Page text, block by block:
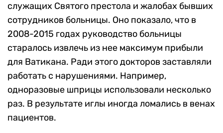
служащих Святого престола и жалобах бывших
сотрудников больницы. Оно показало, что в
2008-2015 годах руководство больницы
старалось извлечь из нее максимум прибыли
для Ватикана. Ради этого докторов заставляли
работать с нарушениями. Например,
одноразовые шприцы использовали несколько
раз. В результате иглы иногда ломались в венах
пациентов.